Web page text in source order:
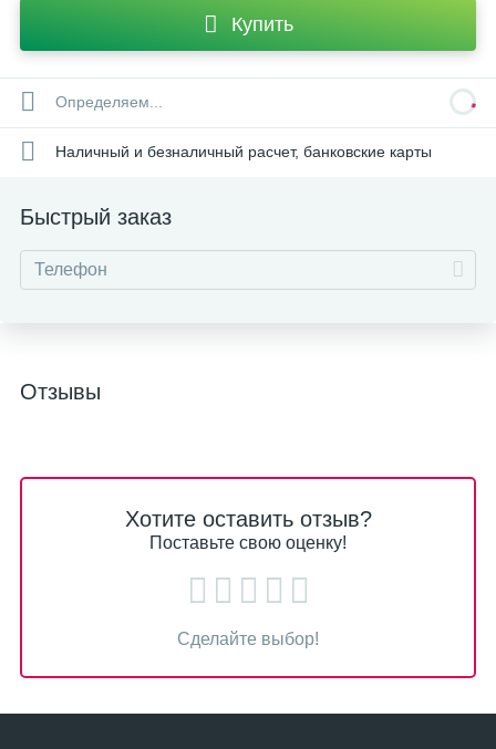
Купить
Определяем...
Наличный и безналичный расчет, банковские карты
Быстрый заказ
Отзывы
Хотите оставить отзыв?
Поставьте свою оценку!
Сделайте выбор!